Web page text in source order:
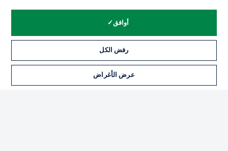
إدارة التفضيلات بيان الخصوصية
الوظائف
أوافق
رفض الكل
عرض الأغراض